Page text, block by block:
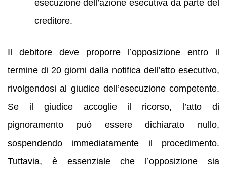
esecuzione dell’azione esecutiva da parte del
creditore.
Il debitore deve proporre l’opposizione entro il
termine di 20 giorni dalla notifica dell’atto esecutivo,
rivolgendosi al giudice dell’esecuzione competente.
Se il giudice accoglie il ricorso, l’atto di
pignoramento può essere dichiarato nullo,
sospendendo immediatamente il procedimento.
Tuttavia, è essenziale che l’opposizione sia